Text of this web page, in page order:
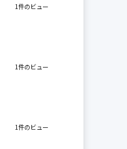
1件のビュー
1件のビュー
1件のビュー